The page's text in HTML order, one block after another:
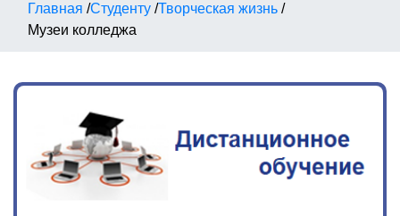
Главная /Студенту /Творческая жизнь /
Музеи колледжа